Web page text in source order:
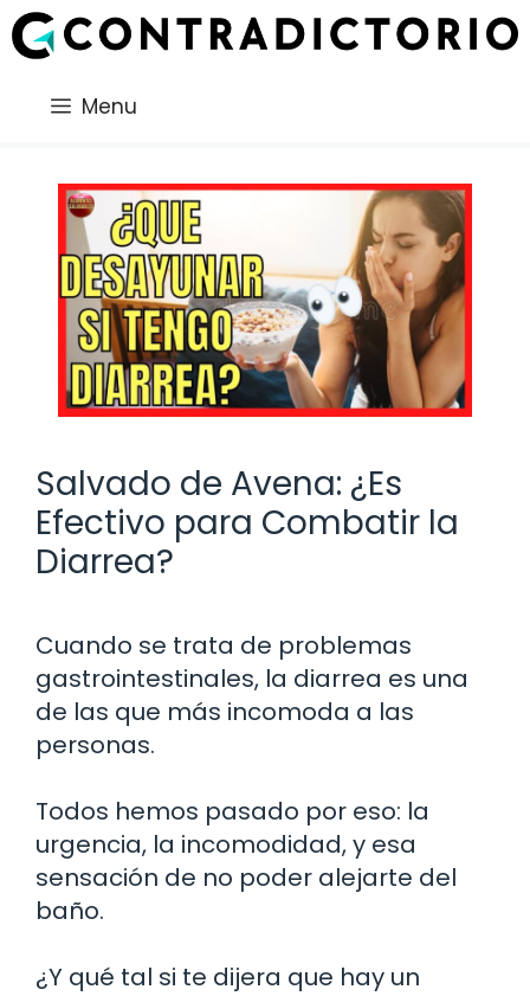
Saltar
al
Menu
Salvado de Avena: ¿Es
Efectivo para Combatir la
Diarrea?
Cuando se trata de problemas
gastrointestinales, la diarrea es una
de las que más incomoda a las
personas.
Todos hemos pasado por eso: la
urgencia, la incomodidad, y esa
sensación de no poder alejarte del
baño.
¿Y qué tal si te dijera que hay un